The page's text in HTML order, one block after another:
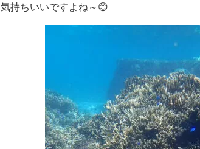
気持ちいいですよね～😊